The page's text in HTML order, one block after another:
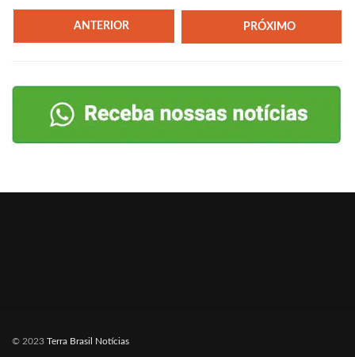
ANTERIOR PRÓXIMO
© 2023 Terra Brasil Notícias